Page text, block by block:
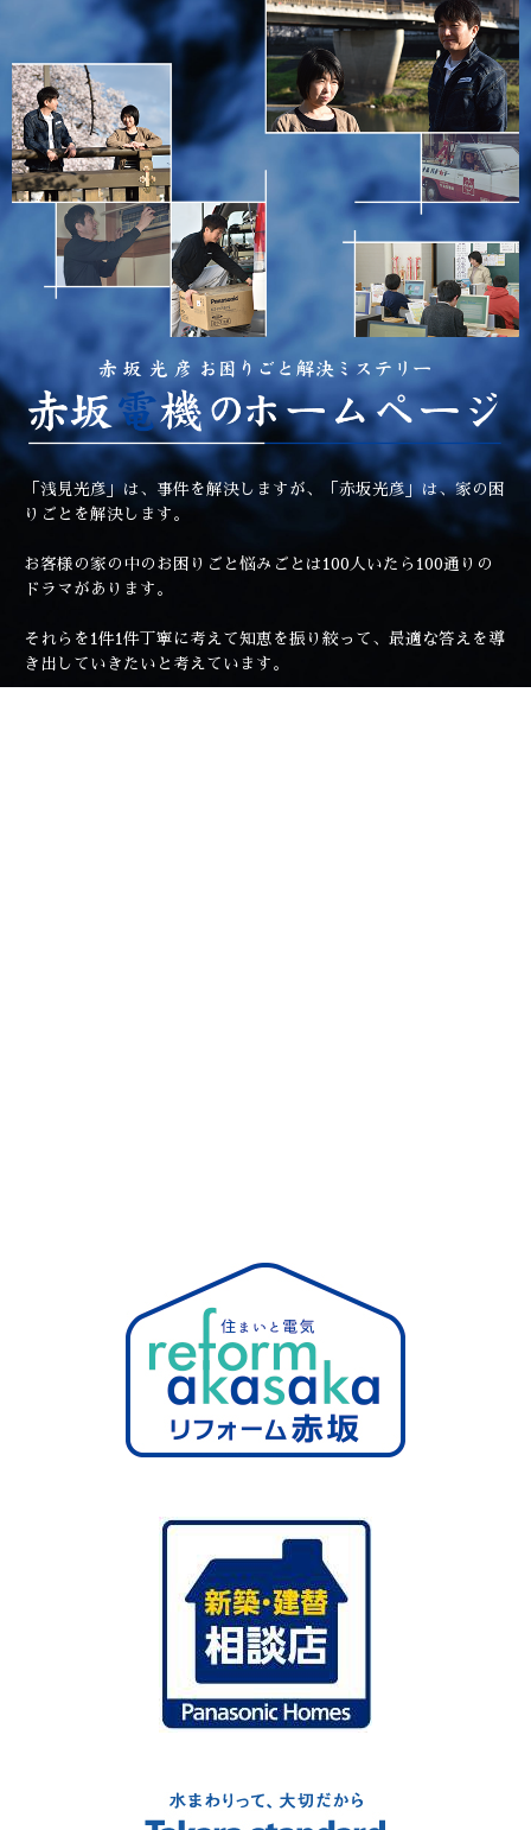
「浅見光彦」は、事件を解決しますが、「赤坂光彦」は、家の困
りごとを解決します。
お客様の家の中のお困りごと悩みごとは100人いたら100通りの
ドラマがあります。
それらを1件1件丁寧に考えて知恵を振り絞って、最適な答えを導
き出していきたいと考えています。